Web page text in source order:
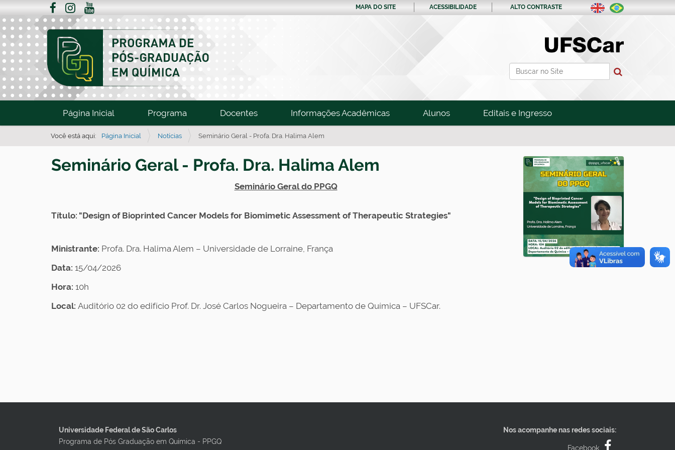
Busca
MAPA DO SITE ACESSIBILIDADE ALTO CONTRASTE
Página Inicial Programa Docentes Informações Acadêmicas Alunos Editais e Ingresso
Você está aqui: Página Inicial Notícias Seminário Geral - Profa. Dra. Halima Alem
Seminário Geral - Profa. Dra. Halima Alem
Seminário Geral do PPGQ
Título: "Design of Bioprinted Cancer Models for Biomimetic Assessment of Therapeutic Strategies"
Ministrante: Profa. Dra. Halima Alem – Universidade de Lorraine, França
Data: 15/04/2026
Hora: 10h
Local: Auditório 02 do edifício Prof. Dr. José Carlos Nogueira – Departamento de Química – UFSCar.
Universidade Federal de São Carlos
Programa de Pós Graduação em Química - PPGQ
Nos acompanhe nas redes sociais:
Facebook